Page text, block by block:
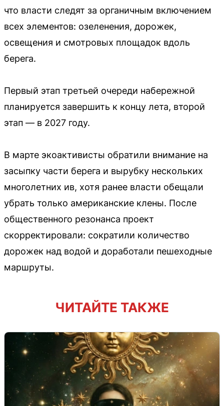
что власти следят за органичным включением
всех элементов: озеленения, дорожек,
освещения и смотровых площадок вдоль
берега.
Первый этап третьей очереди набережной
планируется завершить к концу лета, второй
этап — в 2027 году.
В марте экоактивисты обратили внимание на
засыпку части берега и вырубку нескольких
многолетних ив, хотя ранее власти обещали
убрать только американские клены. После
общественного резонанса проект
скорректировали: сократили количество
дорожек над водой и доработали пешеходные
маршруты.
ЧИТАЙТЕ ТАКЖЕ